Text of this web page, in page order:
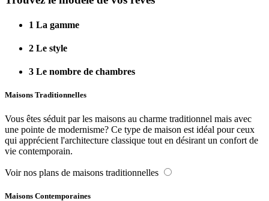
1 La gamme
2 Le style
3 Le nombre de chambres
Maisons Traditionnelles
Vous êtes séduit par les maisons au charme traditionnel mais avec
une pointe de modernisme? Ce type de maison est idéal pour ceux
qui apprécient l'architecture classique tout en désirant un confort de
vie contemporain.
Voir nos plans de maisons traditionnelles
Maisons Contemporaines